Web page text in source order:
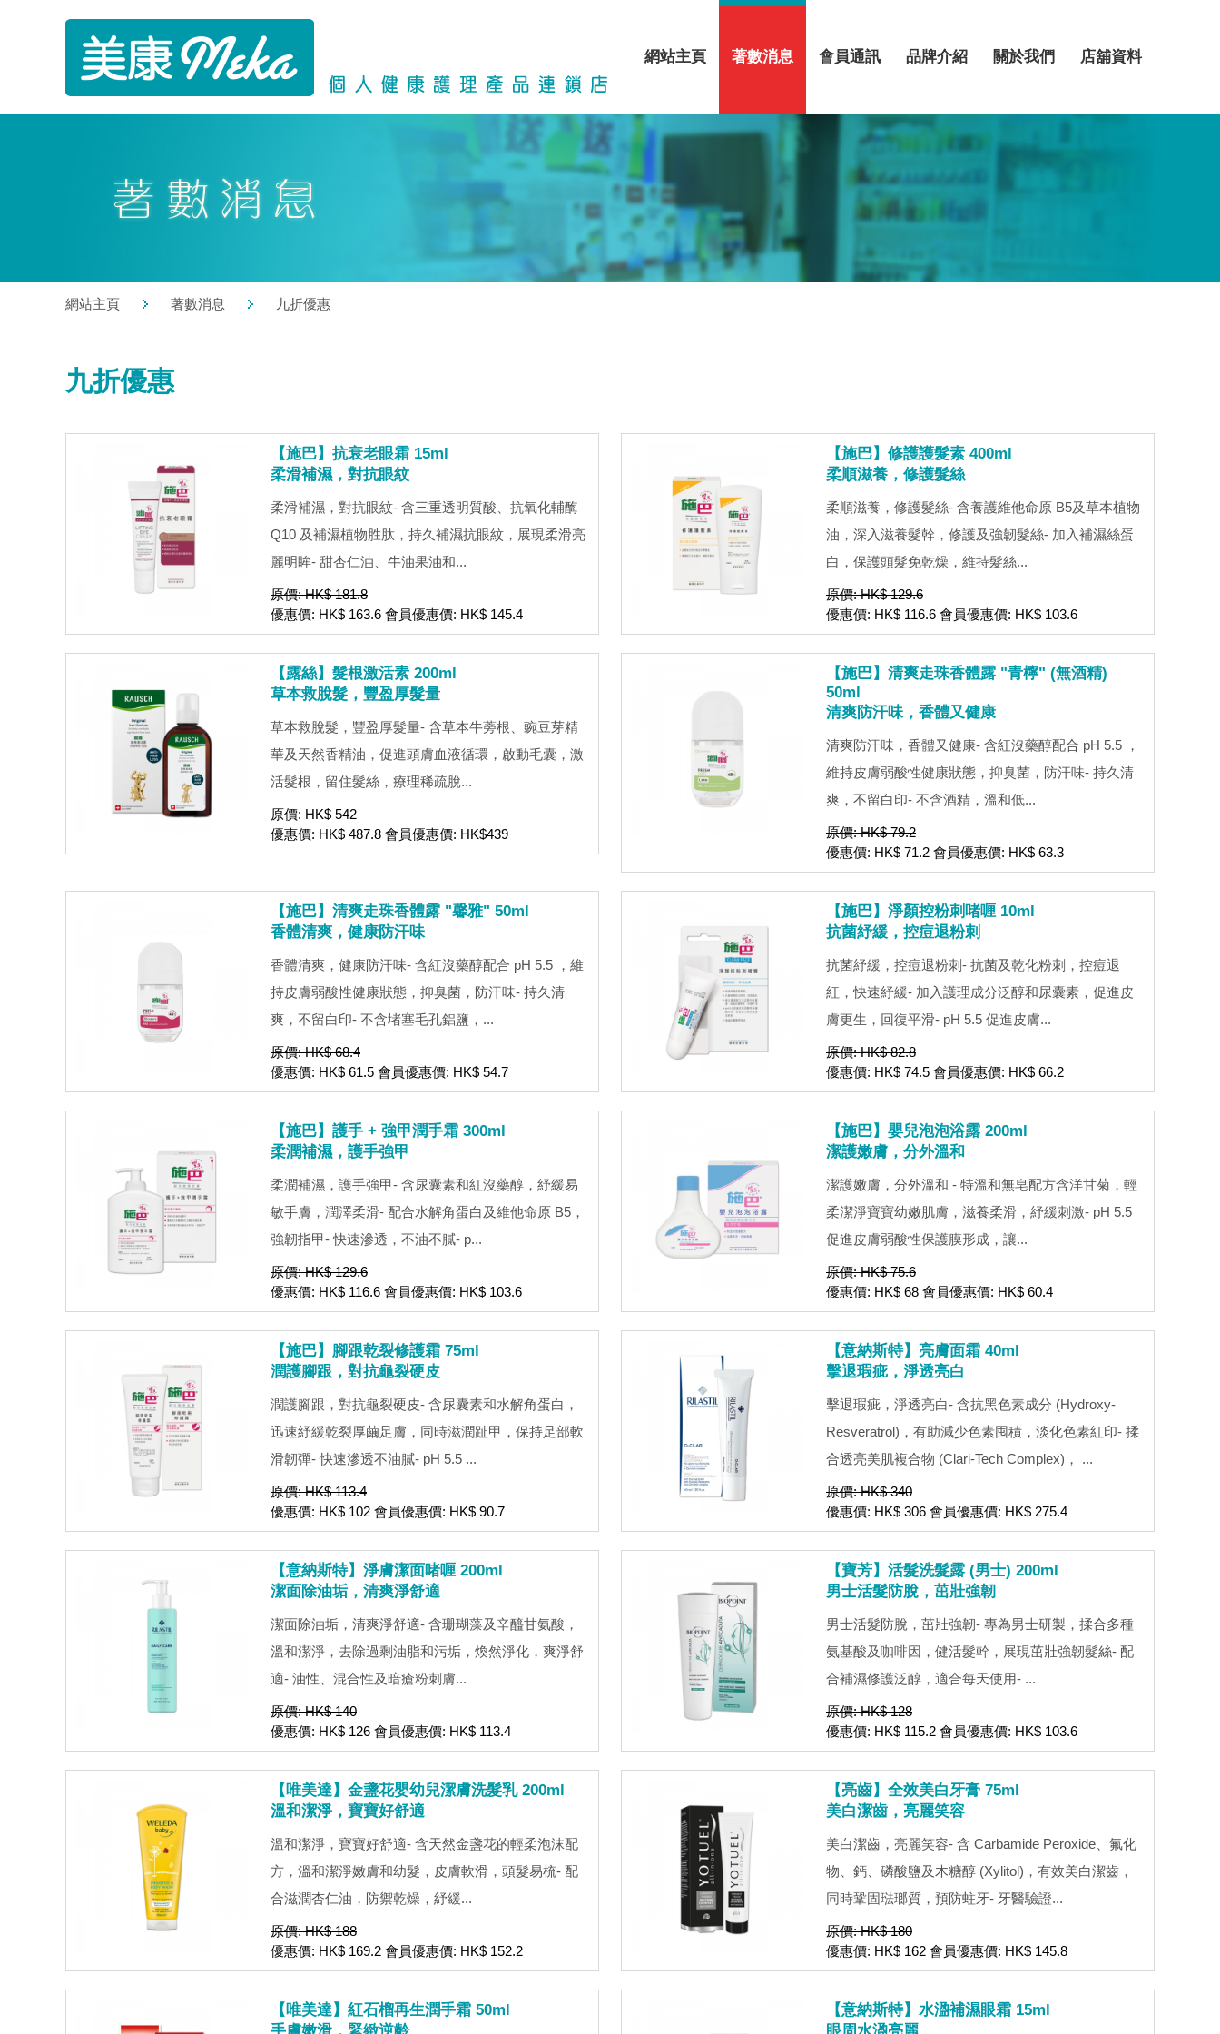
網站主頁 著數消息 會員通訊 品牌介紹 關於我們 店舖資料
網站主頁 著數消息 九折優惠
九折優惠
【施巴】抗衰老眼霜 15ml
柔滑補濕，對抗眼紋
柔滑補濕，對抗眼紋- 含三重透明質酸、抗氧化輔酶
Q10 及補濕植物胜肽，持久補濕抗眼紋，展現柔滑亮
麗明眸- 甜杏仁油、牛油果油和...
原價: HK$ 181.8
優惠價: HK$ 163.6 會員優惠價: HK$ 145.4
【施巴】修護護髮素 400ml
柔順滋養，修護髮絲
柔順滋養，修護髮絲- 含養護維他命原 B5及草本植物
油，深入滋養髮幹，修護及強韌髮絲- 加入補濕絲蛋
白，保護頭髮免乾燥，維持髮絲...
原價: HK$ 129.6
優惠價: HK$ 116.6 會員優惠價: HK$ 103.6
【露絲】髮根激活素 200ml
草本救脫髮，豐盈厚髮量
草本救脫髮，豐盈厚髮量- 含草本牛蒡根、豌豆芽精
華及天然香精油，促進頭膚血液循環，啟動毛囊，激
活髮根，留住髮絲，療理稀疏脫...
原價: HK$ 542
優惠價: HK$ 487.8 會員優惠價: HK$439
【施巴】清爽走珠香體露 "青檸" (無酒精)
50ml
清爽防汗味，香體又健康
清爽防汗味，香體又健康- 含紅沒藥醇配合 pH 5.5 ，
維持皮膚弱酸性健康狀態，抑臭菌，防汗味- 持久清
爽，不留白印- 不含酒精，溫和低...
原價: HK$ 79.2
優惠價: HK$ 71.2 會員優惠價: HK$ 63.3
【施巴】清爽走珠香體露 "馨雅" 50ml
香體清爽，健康防汗味
香體清爽，健康防汗味- 含紅沒藥醇配合 pH 5.5 ，維
持皮膚弱酸性健康狀態，抑臭菌，防汗味- 持久清
爽，不留白印- 不含堵塞毛孔鋁鹽，...
原價: HK$ 68.4
優惠價: HK$ 61.5 會員優惠價: HK$ 54.7
【施巴】淨顏控粉刺啫喱 10ml
抗菌紓緩，控痘退粉刺
抗菌紓緩，控痘退粉刺- 抗菌及乾化粉刺，控痘退
紅，快速紓緩- 加入護理成分泛醇和尿囊素，促進皮
膚更生，回復平滑- pH 5.5 促進皮膚...
原價: HK$ 82.8
優惠價: HK$ 74.5 會員優惠價: HK$ 66.2
【施巴】護手 + 強甲潤手霜 300ml
柔潤補濕，護手強甲
柔潤補濕，護手強甲- 含尿囊素和紅沒藥醇，紓緩易
敏手膚，潤澤柔滑- 配合水解角蛋白及維他命原 B5，
強韌指甲- 快速滲透，不油不膩- p...
原價: HK$ 129.6
優惠價: HK$ 116.6 會員優惠價: HK$ 103.6
【施巴】嬰兒泡泡浴露 200ml
潔護嫩膚，分外溫和
潔護嫩膚，分外溫和 - 特溫和無皂配方含洋甘菊，輕
柔潔淨寶寶幼嫩肌膚，滋養柔滑，紓緩刺激- pH 5.5
促進皮膚弱酸性保護膜形成，讓...
原價: HK$ 75.6
優惠價: HK$ 68 會員優惠價: HK$ 60.4
【施巴】腳跟乾裂修護霜 75ml
潤護腳跟，對抗龜裂硬皮
潤護腳跟，對抗龜裂硬皮- 含尿囊素和水解角蛋白，
迅速紓緩乾裂厚繭足膚，同時滋潤趾甲，保持足部軟
滑韌彈- 快速滲透不油膩- pH 5.5 ...
原價: HK$ 113.4
優惠價: HK$ 102 會員優惠價: HK$ 90.7
【意納斯特】亮膚面霜 40ml
擊退瑕疵，淨透亮白
擊退瑕疵，淨透亮白- 含抗黑色素成分 (Hydroxy-
Resveratrol)，有助減少色素囤積，淡化色素紅印- 揉
合透亮美肌複合物 (Clari-Tech Complex)， ...
原價: HK$ 340
優惠價: HK$ 306 會員優惠價: HK$ 275.4
【意納斯特】淨膚潔面啫喱 200ml
潔面除油垢，清爽淨舒適
潔面除油垢，清爽淨舒適- 含珊瑚藻及辛醯甘氨酸，
溫和潔淨，去除過剩油脂和污垢，煥然淨化，爽淨舒
適- 油性、混合性及暗瘡粉刺膚...
原價: HK$ 140
優惠價: HK$ 126 會員優惠價: HK$ 113.4
【寶芳】活髮洗髮露 (男士) 200ml
男士活髮防脫，茁壯強韌
男士活髮防脫，茁壯強韌- 專為男士研製，揉合多種
氨基酸及咖啡因，健活髮幹，展現茁壯強韌髮絲- 配
合補濕修護泛醇，適合每天使用- ...
原價: HK$ 128
優惠價: HK$ 115.2 會員優惠價: HK$ 103.6
【唯美達】金盞花嬰幼兒潔膚洗髮乳 200ml
溫和潔淨，寶寶好舒適
溫和潔淨，寶寶好舒適- 含天然金盞花的輕柔泡沫配
方，溫和潔淨嫩膚和幼髮，皮膚軟滑，頭髮易梳- 配
合滋潤杏仁油，防禦乾燥，紓緩...
原價: HK$ 188
優惠價: HK$ 169.2 會員優惠價: HK$ 152.2
【亮齒】全效美白牙膏 75ml
美白潔齒，亮麗笑容
美白潔齒，亮麗笑容- 含 Carbamide Peroxide、氟化
物、鈣、磷酸鹽及木糖醇 (Xylitol)，有效美白潔齒，
同時鞏固琺瑯質，預防蛀牙- 牙醫驗證...
原價: HK$ 180
優惠價: HK$ 162 會員優惠價: HK$ 145.8
【唯美達】紅石榴再生潤手霜 50ml
【意納斯特】水溋補濕眼霜 15ml